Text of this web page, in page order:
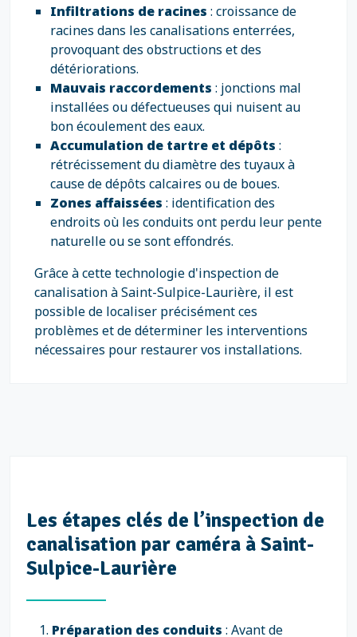
Infiltrations de racines : croissance de
racines dans les canalisations enterrées,
provoquant des obstructions et des
détériorations.
Mauvais raccordements : jonctions mal
installées ou défectueuses qui nuisent au
bon écoulement des eaux.
Accumulation de tartre et dépôts :
rétrécissement du diamètre des tuyaux à
cause de dépôts calcaires ou de boues.
Zones affaissées : identification des
endroits où les conduits ont perdu leur pente
naturelle ou se sont effondrés.
Grâce à cette technologie d'inspection de
canalisation à Saint-Sulpice-Laurière, il est
possible de localiser précisément ces
problèmes et de déterminer les interventions
nécessaires pour restaurer vos installations.
Les étapes clés de l’inspection de
canalisation par caméra à Saint-
Sulpice-Laurière
Préparation des conduits : Avant de